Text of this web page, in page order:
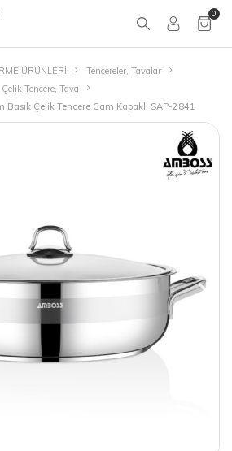
0
ÜRÜNLERİ
Tencereler, Tavalar
Çelik Tencere, Tava
Basık Çelik Tencere Cam Kapaklı SAP-2841